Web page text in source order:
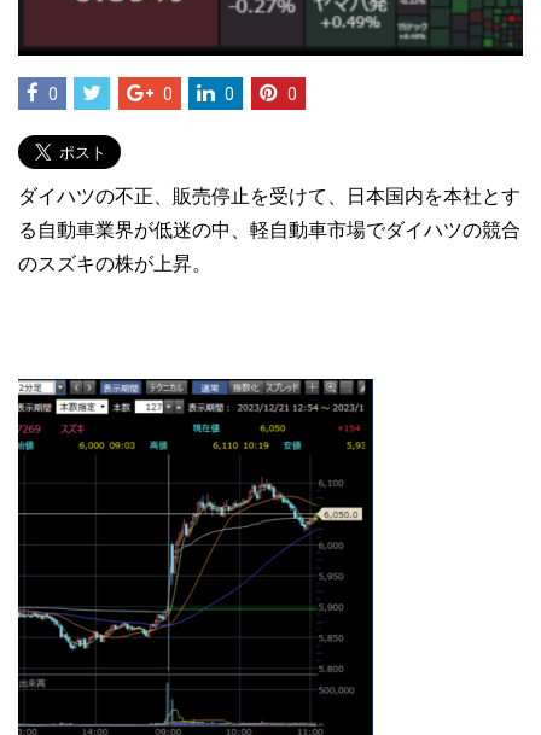
0 0 0 0
ダイハツの不正、販売停止を受けて、日本国内を本社とす
る自動車業界が低迷の中、軽自動車市場でダイハツの競合
のスズキの株が上昇。